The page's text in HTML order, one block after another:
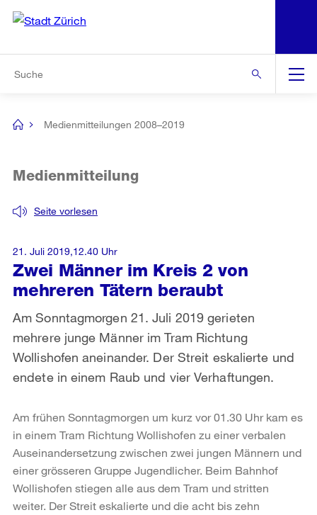
Navigation
[no
Medienmitteilungen 2008–2019
Zwei Männer im Kreis 2 von
mehreren Tätern beraubt
Seite vorlesen
Medienmitteilung
Am Sonntagmorgen 21. Juli 2019 gerieten
mehrere junge Männer im Tram Richtung
Wollishofen aneinander. Der Streit eskalierte und
endete in einem Raub und vier Verhaftungen.
21. Juli 2019,12.40 Uhr
Am frühen Sonntagmorgen um kurz vor 01.30 Uhr kam es
in einem Tram Richtung Wollishofen zu einer verbalen
Auseinandersetzung zwischen zwei jungen Männern und
einer grösseren Gruppe Jugendlicher. Beim Bahnhof
Wollishofen stiegen alle aus dem Tram und stritten
weiter. Der Streit eskalierte und die acht bis zehn